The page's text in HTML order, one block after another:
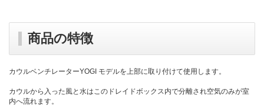
商品の特徴
カウルベンチレーターYOGI モデルを上部に取り付けて使用します。
カウルから入った風と水はこのドレイドボックス内で分離され空気のみが室
内へ流れます。